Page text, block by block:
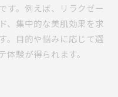
す。例えば、リラクゼー
、集中的な美肌効果を求
。目的や悩みに応じて選
験が得られます。